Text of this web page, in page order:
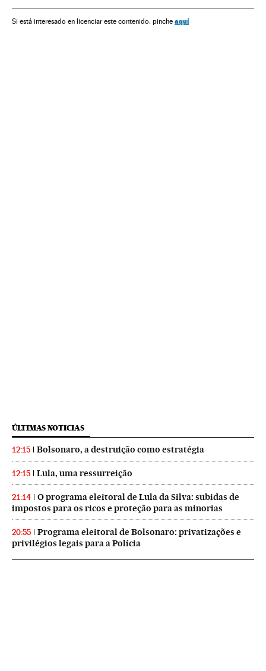
Si está interesado en licenciar este contenido, pinche aquí
ÚLTIMAS NOTICIAS
12:15 Bolsonaro, a destruição como estratégia
12:15 Lula, uma ressurreição
21:14
O programa eleitoral de Lula da Silva: subidas de
impostos para os ricos e proteção para as minorias
20:55
Programa eleitoral de Bolsonaro: privatizações e
privilégios legais para a Polícia